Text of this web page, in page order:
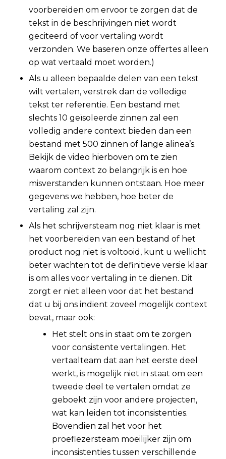
voorbereiden om ervoor te zorgen dat de
tekst in de beschrijvingen niet wordt
geciteerd of voor vertaling wordt
verzonden. We baseren onze offertes alleen
op wat vertaald moet worden.)
Als u alleen bepaalde delen van een tekst
wilt vertalen, verstrek dan de volledige
tekst ter referentie. Een bestand met
slechts 10 geïsoleerde zinnen zal een
volledig andere context bieden dan een
bestand met 500 zinnen of lange alinea’s.
Bekijk de video hierboven om te zien
waarom context zo belangrijk is en hoe
misverstanden kunnen ontstaan. Hoe meer
gegevens we hebben, hoe beter de
vertaling zal zijn.
Als het schrijversteam nog niet klaar is met
het voorbereiden van een bestand of het
product nog niet is voltooid, kunt u wellicht
beter wachten tot de definitieve versie klaar
is om alles voor vertaling in te dienen. Dit
zorgt er niet alleen voor dat het bestand
dat u bij ons indient zoveel mogelijk context
bevat, maar ook:
Het stelt ons in staat om te zorgen
voor consistente vertalingen. Het
vertaalteam dat aan het eerste deel
werkt, is mogelijk niet in staat om een
tweede deel te vertalen omdat ze
geboekt zijn voor andere projecten,
wat kan leiden tot inconsistenties.
Bovendien zal het voor het
proeflezersteam moeilijker zijn om
inconsistenties tussen verschillende